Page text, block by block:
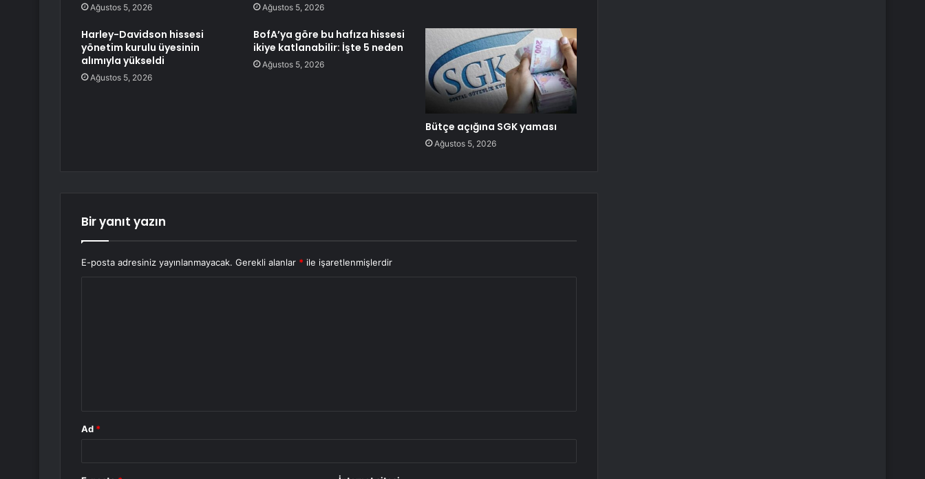
Ağustos 5, 2026 Ağustos 5, 2026
Harley-Davidson hissesi
yönetim kurulu üyesinin
alımıyla yükseldi
Ağustos 5, 2026
BofA’ya göre bu hafıza hissesi
ikiye katlanabilir: İşte 5 neden
Ağustos 5, 2026
Bütçe açığına SGK yaması
Ağustos 5, 2026
Bir yanıt yazın
E-posta adresiniz yayınlanmayacak. Gerekli alanlar * ile işaretlenmişlerdir
Ad *